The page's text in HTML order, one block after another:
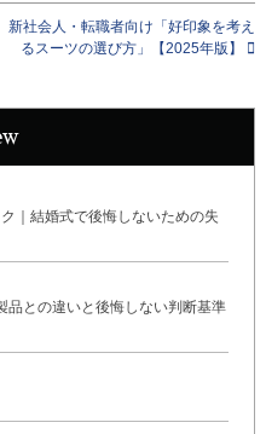
新社会人・転職者向け「好印象を考え
るスーツの選び方」【2025年版】
｜結婚式で後悔しないための失
品との違いと後悔しない判断基準